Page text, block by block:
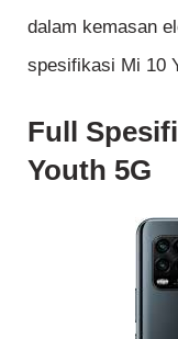
dalam kemasan
spesifikasi Mi 10
Full
Youth 5G